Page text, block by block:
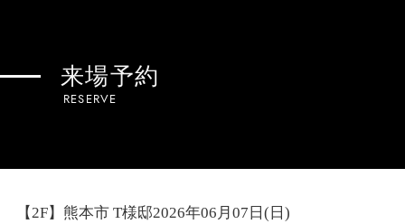
来場予約
RESERVE
【2F】熊本市 T様邸2026年06月07日(日)